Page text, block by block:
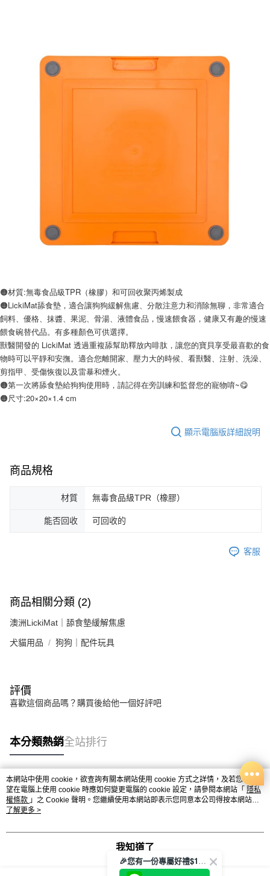
🟠材質:無毒食品級TPR（橡膠）和可回收聚丙烯製成
🟠LickiMat舔食墊，適合讓狗狗緩解焦慮、分散注意力和消除無聊，非常適合
飼料、優格、抹醬、果泥、骨湯、液體食品，慢速餵食器，健康又有趣的慢速
餵食碗替代品。有多種顏色可供選擇。
獸醫開發的 LickiMat 透過重複舔幫助釋放內啡肽，讓您的寶貝享受最喜歡的食
物時可以平靜和安撫。適合您離開家、壓力大的時候、看獸醫、注射、洗澡、
剪指甲、受傷恢復以及雷暴和煙火。
🟠第一次將舔食墊給狗狗使用時，請記得在旁訓練和監督您的寵物唷~😋
🟠尺寸:20×20×1.4 cm
顯示電腦版詳細說明
商品規格
材質 無毒食品級TPR（橡膠）
能否回收 可回收的
客服
商品相關分類 (2)
澳洲LickiMat｜舔食墊緩解焦慮
犬貓用品 狗狗｜配件玩具
評價
喜歡這個商品嗎？購買後給他一個好評吧
本分類熱銷全站排行
熱門標籤
本網站中使用 cookie，欲查詢有關本網站使用 cookie 方式之詳情，及若您不希
望在電腦上使用 cookie 時應如何變更電腦的 cookie 設定，請參閱本網站「 隱私
權條款 」之 Cookie 聲明。您繼續使用本網站即表示您同意本公司得按本網站使
用條款之 Cookie 聲明使用 cookie。
了解更多 >
我知道了
🎉您有一份專屬好禮$100正等著您🎁